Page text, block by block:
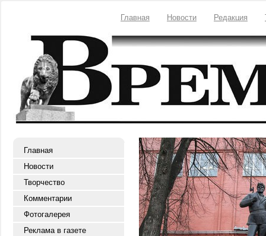
Главная Новости Редакция
Главная
Новости
Творчество
Комментарии
Фотогалерея
Реклама в газете